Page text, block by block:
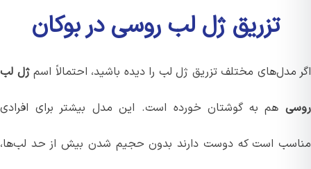
تزریق ژل لب روسی در بوکان
مدل‌های مختلف تزریق ژل لب را دیده باشید، احتمالاً اسمژل لب
هم به گوشتان خورده است. این مدل بیشتر برای افرادی
است که دوست دارند بدون حجیم شدن بیش از حد لب‌ها،